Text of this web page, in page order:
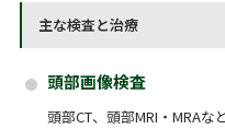
主な検査と治療
頭部画像検査
頭部CT、頭部MRI・MRAな